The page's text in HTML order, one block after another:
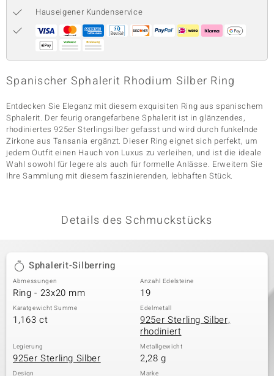
Classics
Hauseigener Kundenservice
Spanischer Sphalerit Rhodium Silber Ring
Entdecken Sie Eleganz mit diesem exquisiten Ring aus spanischem
Sphalerit. Der feurig orangefarbene Sphalerit ist in glänzendes,
rhodiniertes 925er Sterlingsilber gefasst und wird durch funkelnde
Zirkone aus Tansania ergänzt. Dieser Ring eignet sich perfekt, um
jedem Outfit einen Hauch von Luxus zu verleihen, und ist die ideale
Wahl sowohl für legere als auch für formelle Anlässe. Erweitern Sie
Ihre Sammlung mit diesem faszinierenden, lebhaften Stück.
Details des Schmuckstücks
Sphalerit-Silberring
Abmessungen
Ring - 23x20 mm
Anzahl Edelsteine
19
Karatgewicht Summe
1,163 ct
Edelmetall
925er Sterling Silber,
rhodiniert
Legierung
925er Sterling Silber
Metallgewicht
2,28 g
Design Marke